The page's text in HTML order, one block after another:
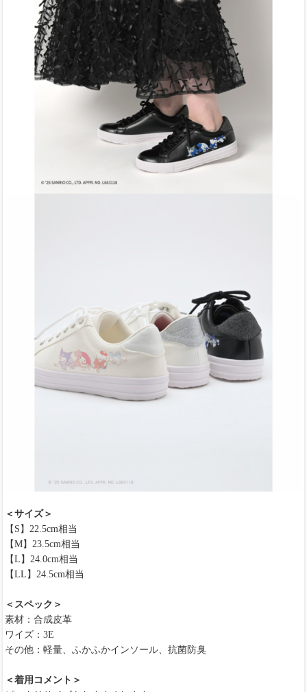
＜サイズ＞
【S】22.5cm相当
【M】23.5cm相当
【L】24.0cm相当
【LL】24.5cm相当
＜スペック＞
素材：合成皮革
ワイズ：3E
その他：軽量、ふかふかインソール、抗菌防臭
＜着用コメント＞